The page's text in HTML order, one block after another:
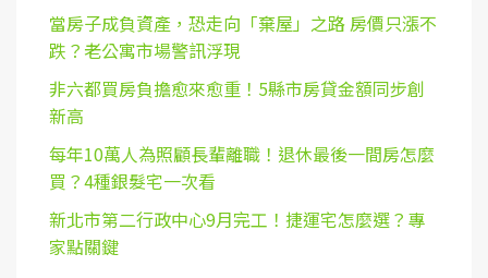
當房子成負資產，恐走向「棄屋」之路 房價只漲不
跌？老公寓市場警訊浮現
非六都買房負擔愈來愈重！5縣市房貸金額同步創
新高
每年10萬人為照顧長輩離職！退休最後一間房怎麼
買？4種銀髮宅一次看
新北市第二行政中心9月完工！捷運宅怎麼選？專
家點關鍵